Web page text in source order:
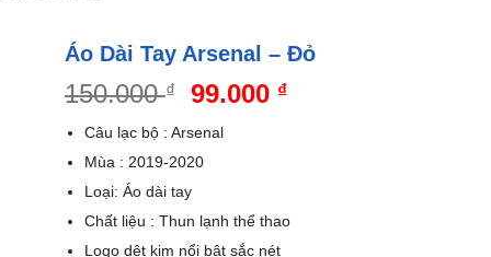
Áo Dài Tay Arsenal – Đỏ
150.000₫
Giá
là:
150.000 ₫.
99.000 ₫Giá
Câu lạc bộ : Arsenal
Mùa : 2019-2020
Loại: Áo dài tay
Chất liệu : Thun lạnh thể thao
Logo dệt kim nổi bật sắc nét